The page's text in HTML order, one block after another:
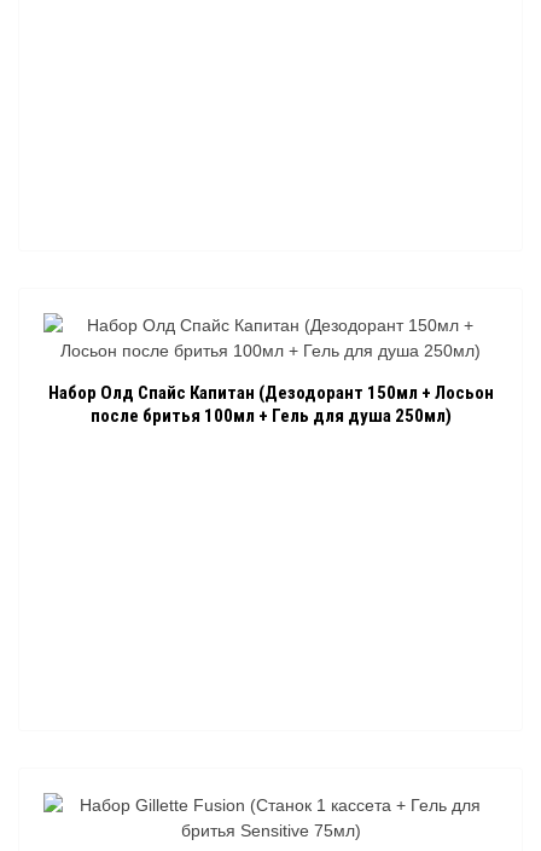
Набор Олд Спайс Капитан (Дезодорант 150мл + Лосьон
после бритья 100мл + Гель для душа 250мл)